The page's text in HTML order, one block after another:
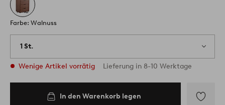
Farbe: Walnuss
1 St.
Wenige Artikel vorrätig Lieferung in 8-10 Werktage
In den Warenkorb legen